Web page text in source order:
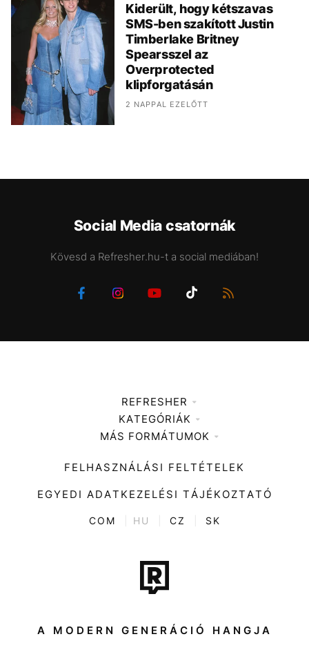
Kiderült, hogy kétszavas
SMS-ben szakított Justin
Timberlake Britney
Spearsszel az
Overprotected
klipforgatásán
2 NAPPAL EZELŐTT
Social Media csatornák
Kövesd a Refresher.hu-t a social mediában!
REFRESHER
Médiaajánlat
KATEGÓRIÁK
Zene
Divat
Kultúra
ENTR
Tech-Tudomány
Sport
Társadalom
MÁS FORMÁTUMOK
FELHASZNÁLÁSI FELTÉTELEK
EGYEDI ADATKEZELÉSI TÁJÉKOZTATÓ
COM HU CZ SK
A MODERN GENERÁCIÓ HANGJA